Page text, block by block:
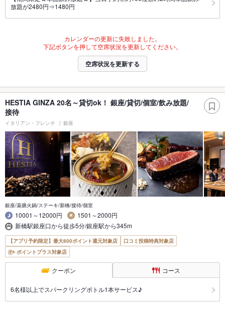
放題が2480円⇒1480円
カレンダーの更新に失敗しました。
下記ボタンを押して空席状況を更新してください。
空席状況を更新する
HESTIA GINZA 20名～貸切ok！ 銀座/貸切/個室/飲み放題/
接待
イタリアン・フレンチ 銀座
銀座/薬膳火鍋/ステーキ/新橋/接待/個室
10001～12000円
1501～2000円
新橋駅銀座口から徒歩5分/銀座駅から345m
【アプリ予約限定】最大800ポイント還元対象店
口コミ投稿特典対象店
ポイントプラス対象店
クーポン コース
6名様以上でスパークリングボトル1本サービス♪